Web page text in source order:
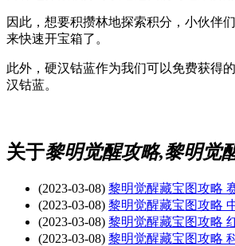
因此，想要积攒林地探索积分，小伙伴
来快速开宝箱了。
此外，硬汉钴蓝作为我们可以免费获得
汉钴蓝。
关于黎明觉醒攻略,黎明觉
(2023-03-08) 黎明觉醒藏宝图攻略
(2023-03-08) 黎明觉醒藏宝图攻略
(2023-03-08) 黎明觉醒藏宝图攻略
(2023-03-08) 黎明觉醒藏宝图攻略